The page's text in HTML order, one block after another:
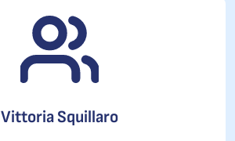
Vittoria Squillaro